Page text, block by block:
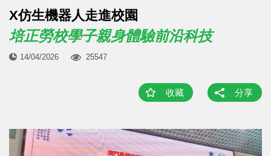
X仿生機器人走進校園
培正勞校學子親身體驗前沿科技
14/04/2026 25547
收藏 分享